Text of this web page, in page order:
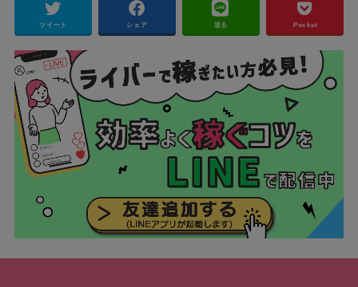
ツイート シェア 送る Pocket